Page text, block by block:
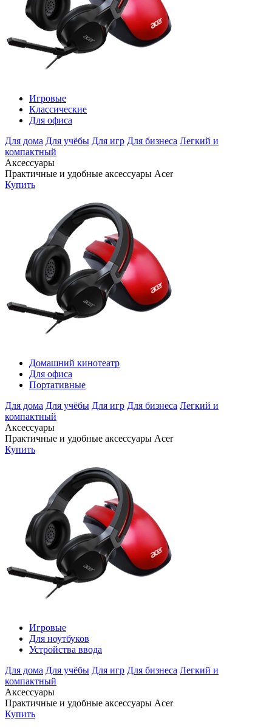
Игровые
Классические
Для офиса
Для дома Для учёбы Для игр Для бизнеса Легкий и
компактный
Аксессуары
Практичные и удобные аксессуары Acer
Купить
Домашний кинотеатр
Для офиса
Портативные
Для дома Для учёбы Для игр Для бизнеса Легкий и
компактный
Аксессуары
Практичные и удобные аксессуары Acer
Купить
Игровые
Для ноутбуков
Устройства ввода
Для дома Для учёбы Для игр Для бизнеса Легкий и
компактный
Аксессуары
Практичные и удобные аксессуары Acer
Купить